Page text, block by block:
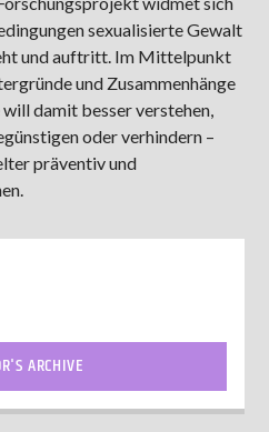
MHzSteinfurt 103,9 MHz
sexualisierte Gewalt
und auftritt. Im Mittelpunkt
und Zusammenhänge
damit besser verstehen,
oder verhindern –
präventiv und
ARCHIVE